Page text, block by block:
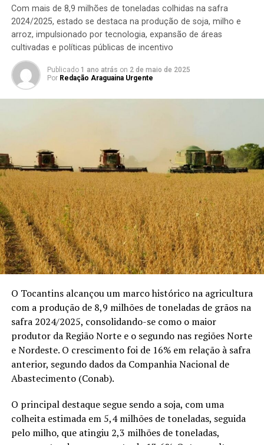
Com mais de 8,9 milhões de toneladas colhidas na safra
2024/2025, estado se destaca na produção de soja, milho e
arroz, impulsionado por tecnologia, expansão de áreas
cultivadas e políticas públicas de incentivo
Publicado 1 ano atrás on 2 de maio de 2025
Por Redação Araguaina Urgente
O Tocantins alcançou um marco histórico na agricultura
com a produção de 8,9 milhões de toneladas de grãos na
safra 2024/2025, consolidando-se como o maior
produtor da Região Norte e o segundo nas regiões Norte
e Nordeste. O crescimento foi de 16% em relação à safra
anterior, segundo dados da Companhia Nacional de
Abastecimento (Conab).
O principal destaque segue sendo a soja, com uma
colheita estimada em 5,4 milhões de toneladas, seguida
pelo milho, que atingiu 2,3 milhões de toneladas,